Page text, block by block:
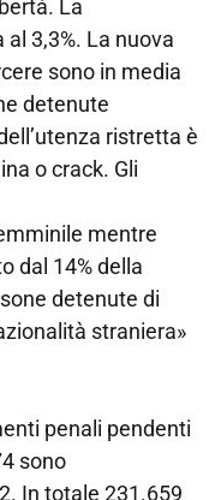
La
3,3%. La nuova
sono in media
detenute
ristretta è
o crack. Gli
mentre
dal 14% della
detenute di
straniera»
penali pendenti
sono
In totale 231.659